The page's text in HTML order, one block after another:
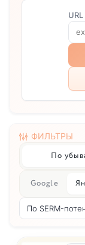
ФИЛЬТРЫ
Google
По